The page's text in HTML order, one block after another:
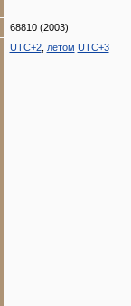
68810 (2003)
UTC+2, летом UTC+3